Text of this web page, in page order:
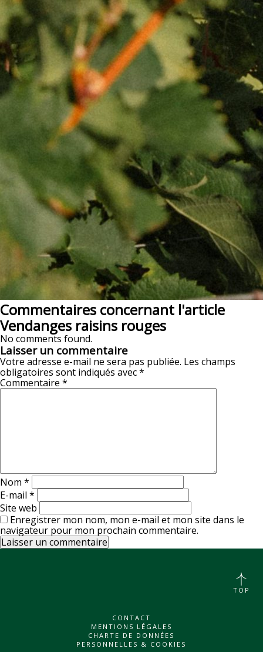
Commentaires concernant l'article
Vendanges raisins rouges
No comments found.
Laisser un commentaire
Votre adresse e-mail ne sera pas publiée. Les champs
obligatoires sont indiqués avec*
Commentaire *
Nom *
E-mail *
Site web
Enregistrer mon nom, mon e-mail et mon site dans le
navigateur pour mon prochain commentaire.
CONTACT
MENTIONS LÉGALES
CHARTE DE DONNÉES
PERSONNELLES & COOKIES
TOP